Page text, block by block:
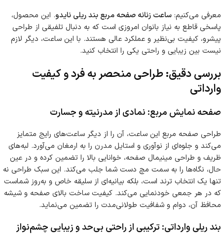
معرفی می‌کنیم: ساعت زنانه صفحه مربع بند ریلی نایدو. این محصول،
پاسخی قاطع به نیاز بانوان امروزی است که به دنبال تلفیقی از طراحی
پیشرو، کیفیت بی‌نظیر و عملکرد عالی هستند. با این ساعت، دیگر لازم
نیست بین زیبایی و راحتی یکی را انتخاب کنید.
بررسی دقیق: طراحی منحصر به فرد و کیفیت
وارداتی
صفحه نمایش مربع: نمادی از مدرنیته و جسارت
طراحی صفحه مربع این ساعت، آن را از دیگر ساعت‌های رایج متمایز
می‌کند و جلوه‌ای از نوآوری و استایل مدرن را به ارمغان می‌آورد. لبه‌های
ظریف و طراحی مینیمال صفحه، خوانایی بالا را تضمین کرده و در عین
حال، نگاه‌ها را به سمت مچ دست شما جلب می‌کند. این سبک طراحی نه
تنها یک انتخاب ترند است، بلکه بیانیه‌ای از سلیقه خاص و به‌روز شماست
که در هر جمعی خودنمایی می‌کند. کیفیت ساخت بالای صفحه و شیشه
محافظ آن، دوام و شفافیت طولانی‌مدت را تضمین می‌نماید.
بند ریلی وارداتی: ترکیبی از راحتی بی‌حد و زیبایی چشم‌نواز